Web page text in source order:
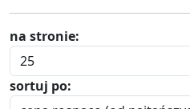
na stronie:
sortuj po: